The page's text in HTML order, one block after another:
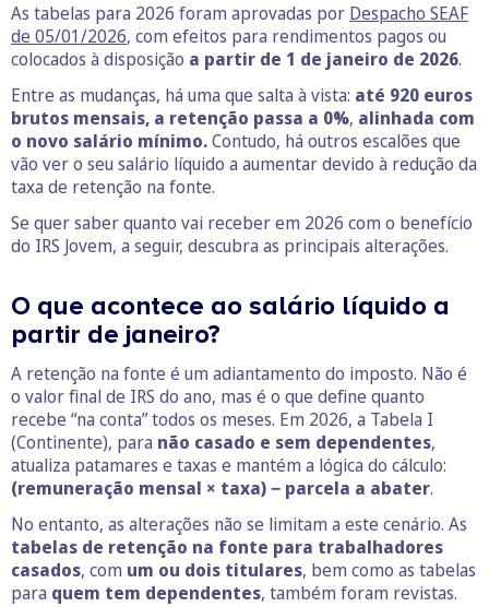
As tabelas para 2026 foram aprovadas por Despacho SEAF
de 05/01/2026, com efeitos para rendimentos pagos ou
colocados à disposição a partir de 1 de janeiro de 2026.
Entre as mudanças, há uma que salta à vista: até 920 euros
brutos mensais, a retenção passa a 0%, alinhada com
o novo salário mínimo.Contudo, há outros escalões que
vão ver o seu salário líquido a aumentar devido à redução da
taxa de retenção na fonte.
Se quer saber quanto vai receber em 2026 com o benefício
do IRS Jovem, a seguir, descubra as principais alterações.
O que acontece ao salário líquido a
partir de janeiro?
A retenção na fonte é um adiantamento do imposto. Não é
o valor final de IRS do ano, mas é o que define quanto
recebe “na conta” todos os meses. Em 2026, a Tabela I
(Continente), para não casado e sem dependentes,
atualiza patamares e taxas e mantém a lógica do cálculo:
(remuneração mensal × taxa) − parcela a abater.
No entanto, as alterações não se limitam a este cenário. As
tabelas de retenção na fonte para trabalhadores
casados, com um ou dois titulares, bem como as tabelas
para quem tem dependentes, também foram revistas.